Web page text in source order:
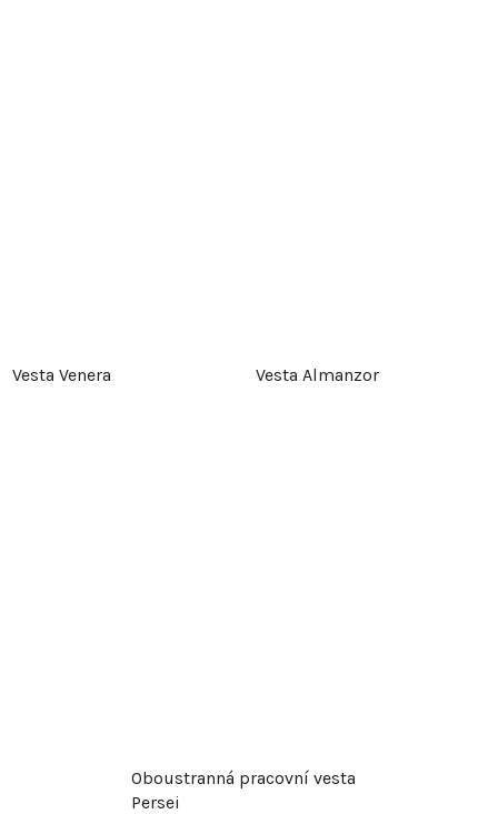
Vesta Venera Vesta Almanzor
Oboustranná pracovní vesta
Persei